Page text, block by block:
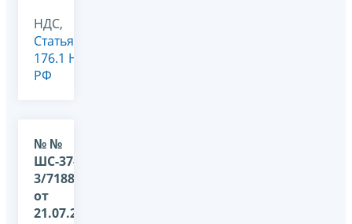
НДС,
Статья
176.1 НК
РФ
№ №
ШС-37-
3/7188@
от
21.07.2010